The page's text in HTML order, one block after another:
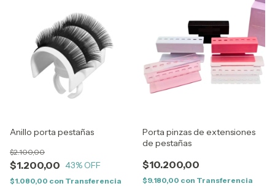
Anillo porta pestañas
$1.200,00
$2.100,00
43% OFF
$1.080,00 con Transferencia
Porta pinzas de extensiones
de pestañas
$10.200,00
$9.180,00 con Transferencia